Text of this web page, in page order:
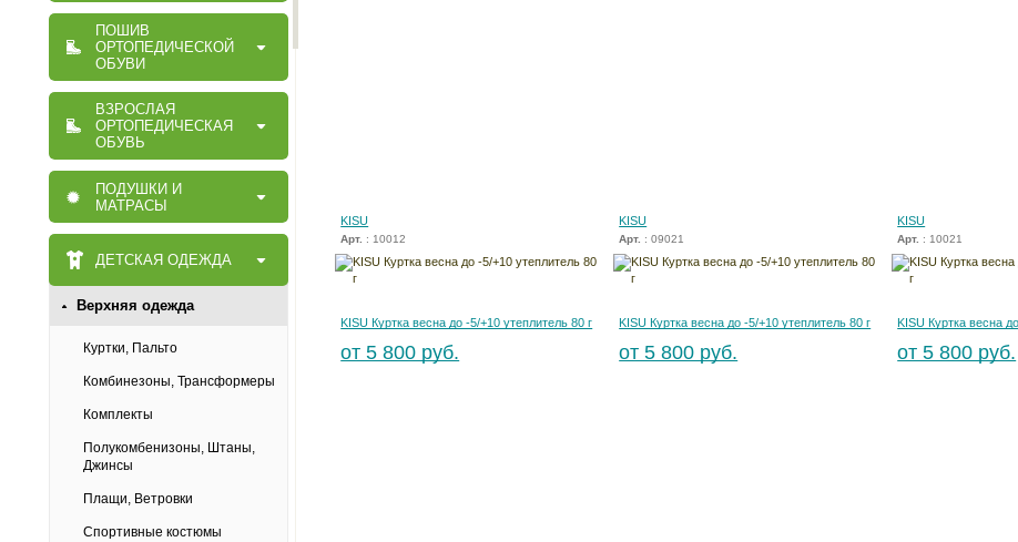
ПОШИВ
ОРТОПЕДИЧЕСКОЙ
ОБУВИ
ВЗРОСЛАЯ
ОРТОПЕДИЧЕСКАЯ
ОБУВЬ
ПОДУШКИ И
МАТРАСЫ
ДЕТСКАЯ ОДЕЖДА
Верхняя одежда
Куртки, Пальто
Комбинезоны, Трансформеры
Комплекты
Полукомбенизоны, Штаны,
Джинсы
Плащи, Ветровки
Спортивные костюмы
KISU
Арт. : 10012
KISU Куртка весна до -5/+10 утеплитель 80 г
от 5 800 руб.
KISU
Арт. : 09021
KISU Куртка весна до -5/+10 утеплитель 80 г
от 5 800 руб.
KISU
Арт. : 10021
KISU Куртка весна
от 5 800 руб.